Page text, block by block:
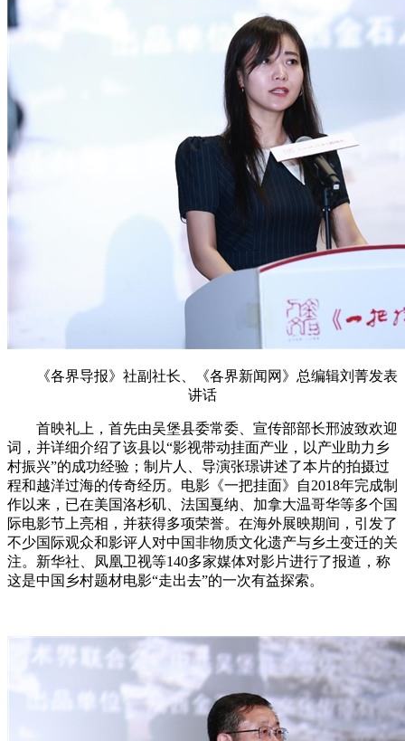
《各界导报》社副社长、《各界新闻网》总编辑刘菁发表
讲话
首映礼上，首先由吴堡县委常委、宣传部部长邢波致欢迎
词，并详细介绍了该县以“影视带动挂面产业，以产业助力乡
村振兴”的成功经验；制片人、导演张璟讲述了本片的拍摄过
程和越洋过海的传奇经历。电影《一把挂面》自2018年完成制
作以来，已在美国洛杉矶、法国戛纳、加拿大温哥华等多个国
际电影节上亮相，并获得多项荣誉。在海外展映期间，引发了
不少国际观众和影评人对中国非物质文化遗产与乡土变迁的关
注。新华社、凤凰卫视等140多家媒体对影片进行了报道，称
这是中国乡村题材电影“走出去”的一次有益探索。